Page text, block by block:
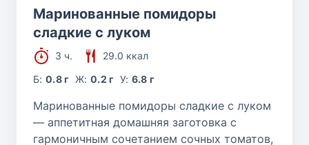
Маринованные помидоры
сладкие с луком
3 ч.
29.0 ккал
Б:0.8 г Ж: 0.2 г У: 6.8 г
Маринованные помидоры сладкие с луком
— аппетитная домашняя заготовка с
гармоничным сочетанием сочных томатов,